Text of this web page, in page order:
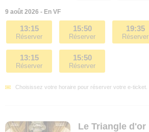
9 août 2026 - En VF
13:15
Réserver
15:50
Réserver
19:35
Réserver
13:15
Réserver
15:50
Réserver
Choisissez votre horaire pour réserver votre e-ticket.
Le Triangle d'or